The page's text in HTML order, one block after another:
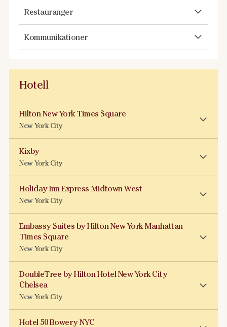
Restauranger
Kommunikationer
Hotell
Hilton New York Times Square
New York City
Kixby
New York City
Holiday Inn Express Midtown West
New York City
Embassy Suites by Hilton New York Manhattan
Times Square
New York City
DoubleTree by Hilton Hotel New York City
Chelsea
New York City
Hotel 50 Bowery NYC